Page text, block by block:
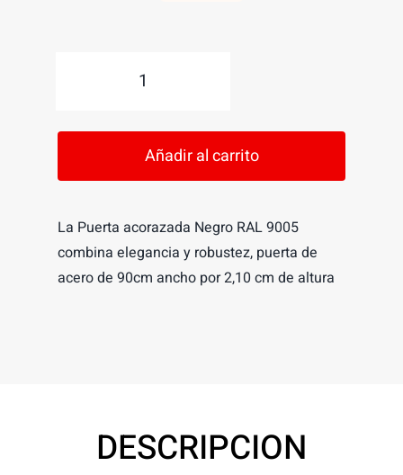
Negro
-0016
cantidad
Añadir al carrito
La Puerta acorazada Negro RAL 9005
combina elegancia y robustez, puerta de
acero de 90cm ancho por 2,10 cm de altura
DESCRIPCION